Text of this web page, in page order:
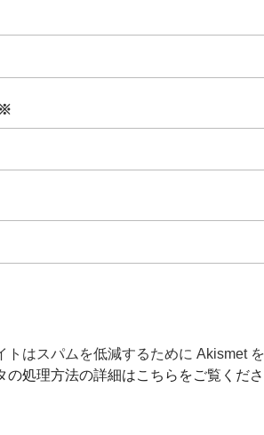
※
トはスパムを低減するために Akismet
の処理方法の詳細はこちらをご覧くだ